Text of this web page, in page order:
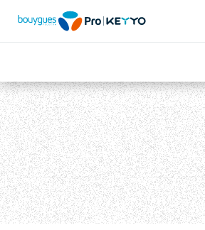
Promotion Samsung A33 EE